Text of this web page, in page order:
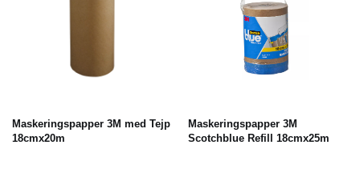
Maskeringspapper 3M med Tejp
18cmx20m
Maskeringspapper 3M
Scotchblue Refill 18cmx25m